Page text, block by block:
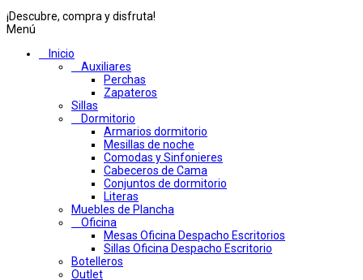
¡Descubre, compra y disfruta!
Menú
Inicio
Auxiliares
Perchas
Zapateros
Sillas
Dormitorio
Armarios dormitorio
Mesillas de noche
Comodas y Sinfonieres
Cabeceros de Cama
Conjuntos de dormitorio
Literas
Muebles de Plancha
Oficina
Mesas Oficina Despacho Escritorios
Sillas Oficina Despacho Escritorio
Botelleros
Outlet